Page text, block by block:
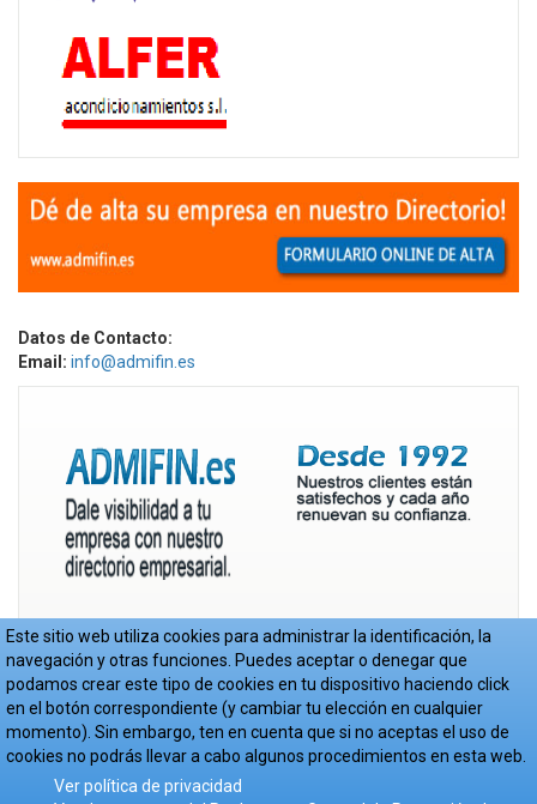
Datos de Contacto:
Email: info@admifin.es
© Copyright Admifin S.L. 2017-2018-Aviso Legal-Política de Privacidad-
Cookies- Web realizada por JoomlaEmpresa.es
Este sitio web utiliza cookies para administrar la identificación, la
navegación y otras funciones. Puedes aceptar o denegar que
podamos crear este tipo de cookies en tu dispositivo haciendo click
en el botón correspondiente (y cambiar tu elección en cualquier
momento). Sin embargo, ten en cuenta que si no aceptas el uso de
cookies no podrás llevar a cabo algunos procedimientos en esta web.
Ver política de privacidad